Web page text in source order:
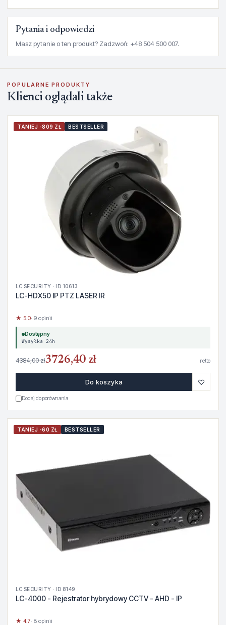
Pytania i odpowiedzi
Masz pytanie o ten produkt? Zadzwoń: +48 504 500 007.
POPULARNE PRODUKTY
Klienci oglądali także
TANIEJ -809 ZŁ BESTSELLER
LC SECURITY · ID 10613
LC-HDX50 IP PTZ LASER IR
★ 5.0· 9 opinii
Dostępny
Wysyłka 24h
4384,00 zł3726,40 zł netto
Do koszyka ♡
Dodaj do porównania
TANIEJ -60 ZŁ BESTSELLER
LC SECURITY · ID 8149
LC-4000 - Rejestrator hybrydowy CCTV - AHD - IP
★ 4.7· 8 opinii